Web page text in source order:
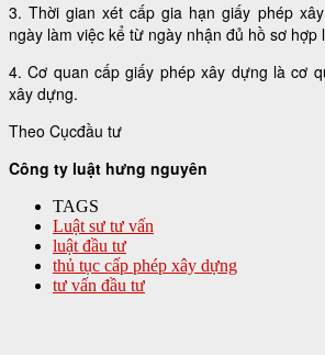
3. Thời gian xét cấp gia hạn giấy phép
ngày làm việc kể từ ngày nhận đủ hồ sơ hợp
4. Cơ quan cấp giấy phép xây dựng là cơ
xây dựng.
Theo Cụcđầu tư
Công ty luật hưng nguyên
TAGS
Luật sư tư vấn
luật đầu tư
thủ tục cấp phép xây dựng
tư vấn đầu tư